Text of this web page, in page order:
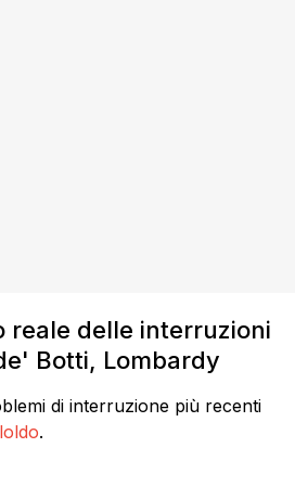
reale delle interruzioni
Botti, Lombardy
di interruzione più recenti
.